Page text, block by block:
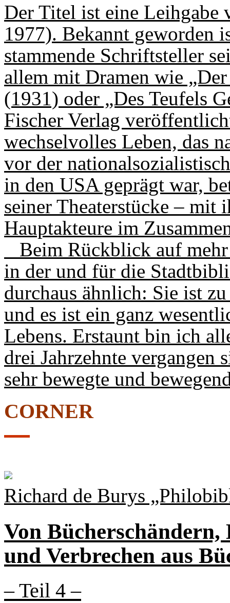
Der Titel ist eine Leihgabe
1977). Bekannt geworden
stammende Schriftsteller
allem mit Dramen wie
(1931) oder „Des Teufels
Fischer Verlag
wechselvolles Leben, das
vor der
in den USA geprägt war,
seiner Theaterstücke – mit
Hauptakteure im
Beim Rückblick auf
in der und für die
durchaus ähnlich: Sie ist
und es ist ein ganz
Lebens. Erstaunt bin ich
drei Jahrzehnte vergangen
sehr bewegte und
CORNER
Richard de Burys
Von Bücherschändern,
und Verbrechen aus
– Teil 4 –